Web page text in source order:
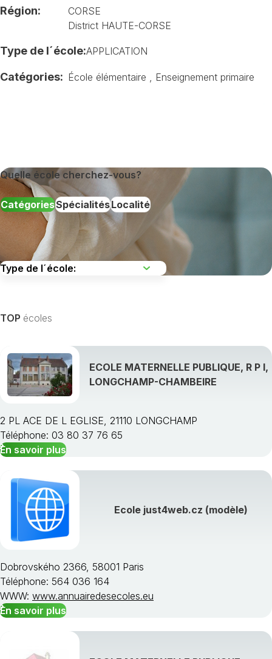
Région:
CORSE
District HAUTE-CORSE
Type de l´école:APPLICATION
Catégories: École élémentaire Enseignement primaire
Quelle école cherchez-vous?
CatégoriesSpécialitésLocalité
Afficher toutes les spécialités de formation »
TOP écoles
ECOLE MATERNELLE PUBLIQUE, R P I,
LONGCHAMP-CHAMBEIRE
2 PL ACE DE L EGLISE, 21110 LONGCHAMP
Téléphone: 03 80 37 76 65
En savoir plus
Ecole just4web.cz (modèle)
Dobrovského 2366, 58001 Paris
Téléphone: 564 036 164
WWW: www.annuairedesecoles.eu
En savoir plus